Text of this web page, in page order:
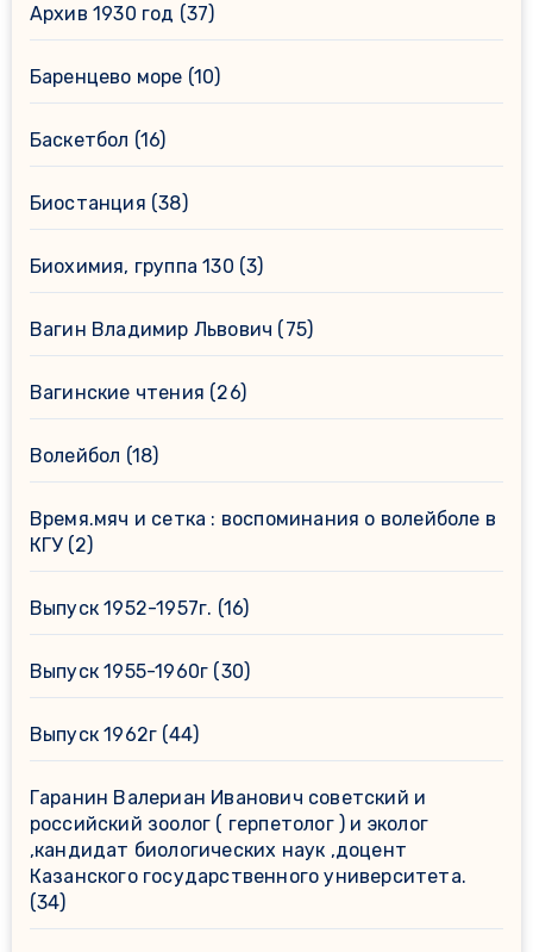
Архив 1930 год (37)
Баренцево море (10)
Баскетбол (16)
Биостанция (38)
Биохимия, группа 130 (3)
Вагин Владимир Львович (75)
Вагинские чтения (26)
Волейбол (18)
Время.мяч и сетка : воспоминания о волейболе в
КГУ(2)
Выпуск 1952-1957г. (16)
Выпуск 1955-1960г (30)
Выпуск 1962г (44)
Гаранин Валериан Иванович советский и
российский зоолог ( герпетолог ) и эколог
,кандидат биологических наук ,доцент
Казанского государственного университета.
(34)